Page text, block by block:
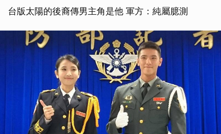
台版太陽的後裔傳男主角是他 軍方：純屬臆測